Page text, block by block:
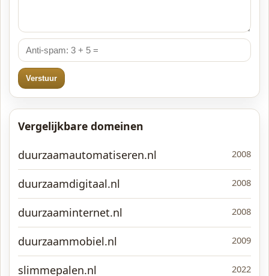
Verstuur
Vergelijkbare domeinen
duurzaamautomatiseren.nl
2008
duurzaamdigitaal.nl 2008
duurzaaminternet.nl 2008
duurzaammobiel.nl 2009
slimmepalen.nl 2022